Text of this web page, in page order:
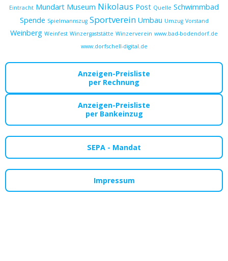
Eintracht Mundart Museum Nikolaus Post Quelle Schwimmbad
Spende Spielmannszug Sportverein Umbau Umzug Vorstand
Weinberg Weinfest Winzergaststätte Winzerverein www.bad-bodendorf.de
www.dorfschell-digital.de
Anzeigen-Preisliste
per Rechnung
Anzeigen-Preisliste
per Bankeinzug
SEPA - Mandat
Impressum